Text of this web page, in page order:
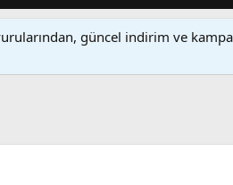
güncel indirim ve